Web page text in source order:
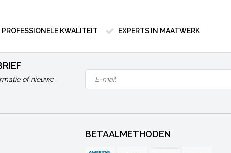
PROFESSIONELE KWALITEIT EXPERTS IN MAATWERK
of nieuwe
BETAALMETHODEN